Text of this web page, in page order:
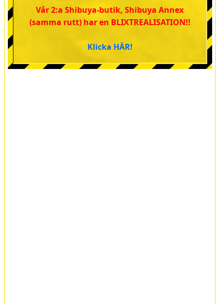
Vår 2:a Shibuya-butik, Shibuya Annex
(samma rutt) har en BLIXTREALISATION!!
Klicka HÄR!